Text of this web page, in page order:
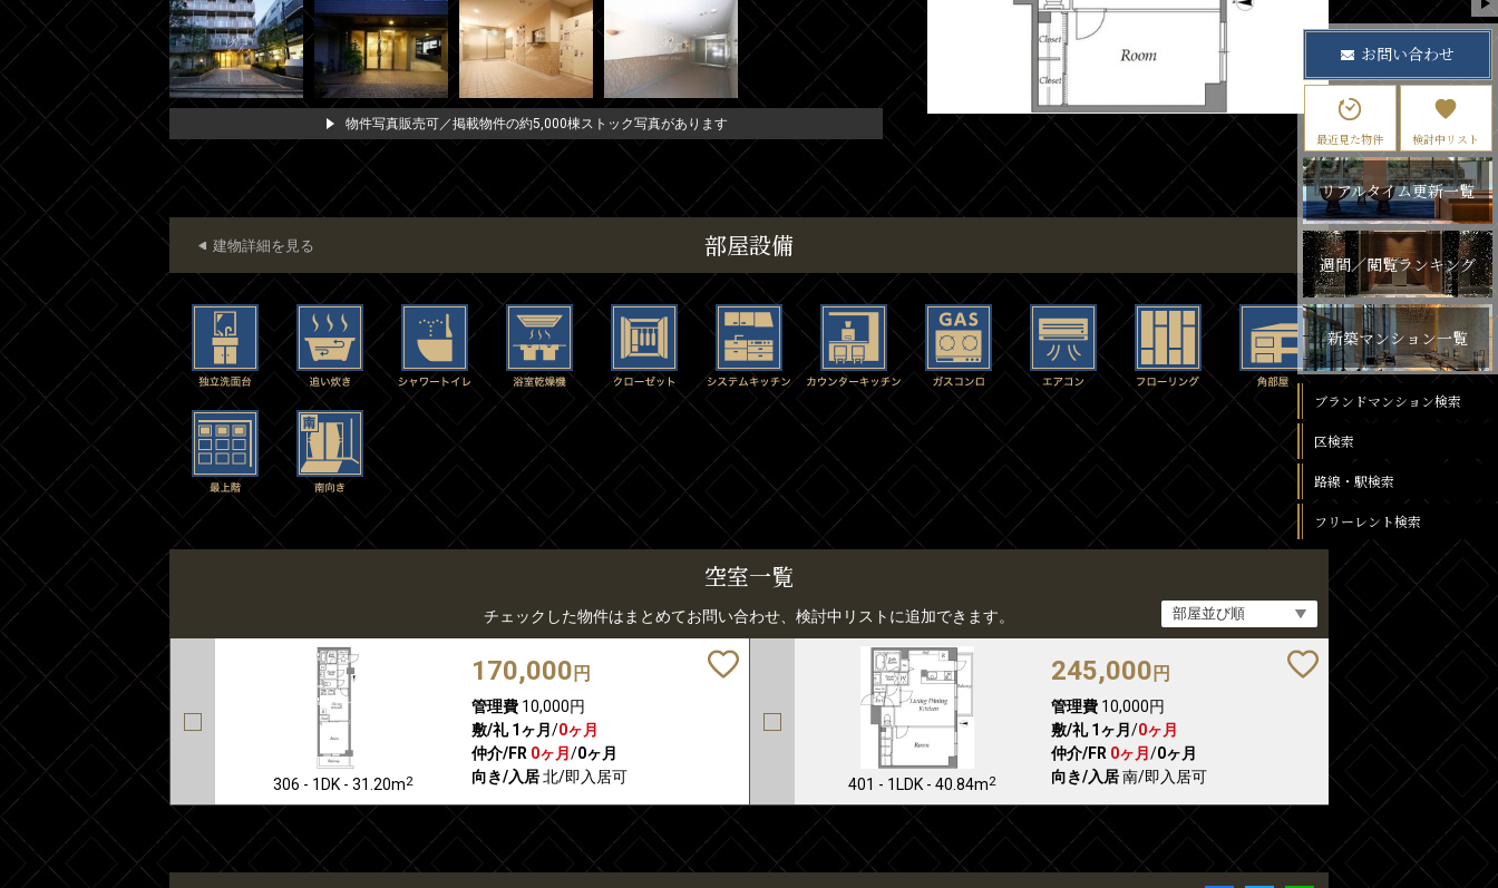
物件写真販売可／掲載物件の約5,000棟ストック写真があります
部屋設備
建物詳細を見る
空室一覧
チェックした物件はまとめてお問い合わせ、検討中リストに追加できます。
306 - 1DK - 31.20m2
170,000 円
管理費10,000円
敷/礼 1ヶ月 /0ヶ月
仲介/FR 0ヶ月 /0ヶ月
向き/入居北/即入居可 401 - 1LDK - 40.84m2
245,000 円
管理費10,000円
敷/礼 1ヶ月 /0ヶ月
仲介/FR 0ヶ月 /0ヶ月
向き/入居南/即入居可
お問い合わせ
最近見た物件 検討中リスト
リアルタイム更新一覧
週間／閲覧ランキング
新築マンション一覧
ブランドマンション検索
区検索
路線・駅検索
フリーレント検索